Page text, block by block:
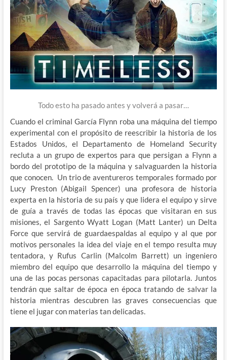
Todo esto ha pasado antes y volverá a pasar…
Cuando el criminal García Flynn roba una máquina del tiempo
experimental con el propósito de reescribir la historia de los
Estados Unidos, el Departamento de Homeland Security
recluta a un grupo de expertos para que persigan a Flynn a
bordo del prototipo de la máquina y salvaguarden la historia
que conocen. Un trio de aventureros temporales formado por
Lucy Preston (Abigail Spencer) una profesora de historia
experta en la historia de su país y que lidera el equipo y sirve
de guía a través de todas las épocas que visitaran en sus
misiones, el Sargento Wyatt Logan (Matt Lanter) un Delta
Force que servirá de guardaespaldas al equipo y al que por
motivos personales la idea del viaje en el tempo resulta muy
tentadora, y Rufus Carlin (Malcolm Barrett) un ingeniero
miembro del equipo que desarrollo la máquina del tiempo y
una de las pocas personas capacitadas para pilotarla. Juntos
tendrán que saltar de época en época tratando de salvar la
historia mientras descubren las graves consecuencias que
tiene el jugar con materias tan delicadas.